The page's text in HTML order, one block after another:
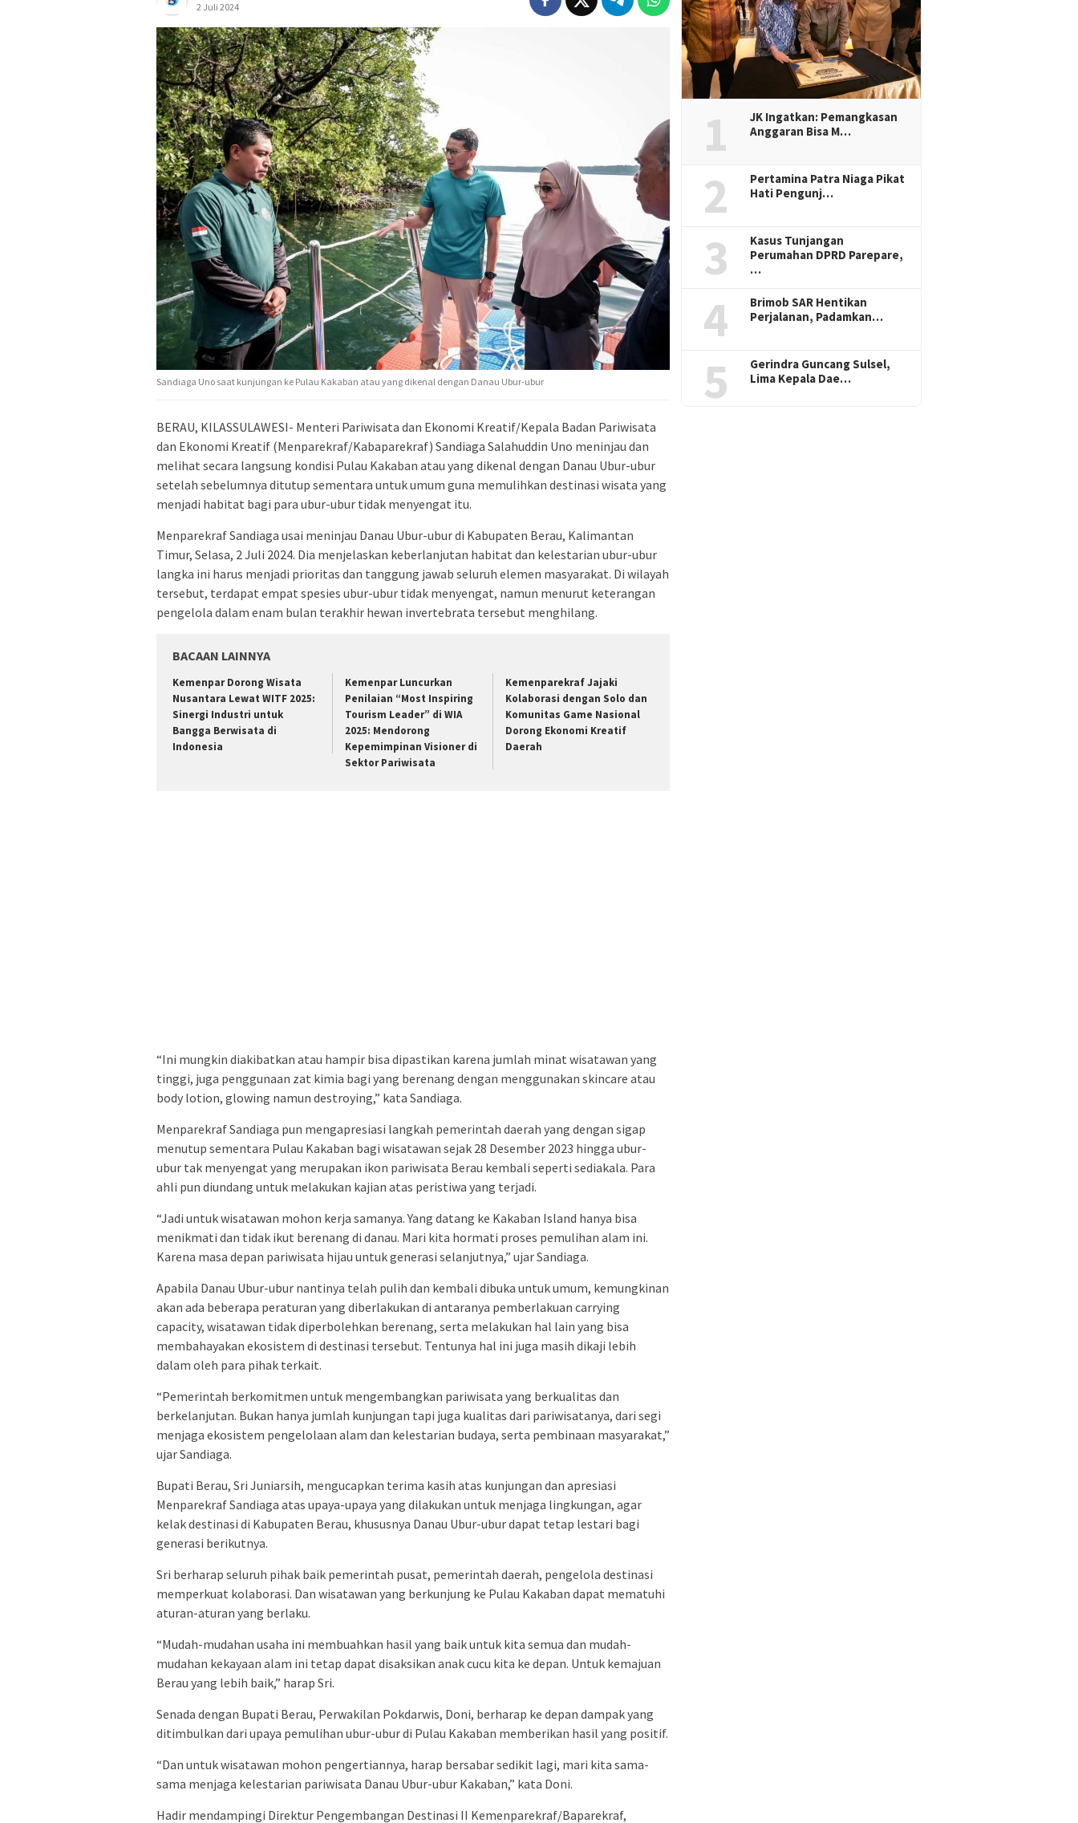
2 Juli 2024
Sandiaga Uno saat kunjungan ke Pulau Kakaban atau yang dikenal dengan Danau Ubur-ubur
BERAU, KILASSULAWESI- Menteri Pariwisata dan Ekonomi Kreatif/Kepala Badan Pariwisata
dan Ekonomi Kreatif (Menparekraf/Kabaparekraf) Sandiaga Salahuddin Uno meninjau dan
melihat secara langsung kondisi Pulau Kakaban atau yang dikenal dengan Danau Ubur-ubur
setelah sebelumnya ditutup sementara untuk umum guna memulihkan destinasi wisata yang
menjadi habitat bagi para ubur-ubur tidak menyengat itu.
Menparekraf Sandiaga usai meninjau Danau Ubur-ubur di Kabupaten Berau, Kalimantan
Timur, Selasa, 2 Juli 2024. Dia menjelaskan keberlanjutan habitat dan kelestarian ubur-ubur
langka ini harus menjadi prioritas dan tanggung jawab seluruh elemen masyarakat. Di wilayah
tersebut, terdapat empat spesies ubur-ubur tidak menyengat, namun menurut keterangan
pengelola dalam enam bulan terakhir hewan invertebrata tersebut menghilang.
BACAAN LAINNYA
Kemenpar Dorong Wisata
Nusantara Lewat WITF 2025:
Sinergi Industri untuk
Bangga Berwisata di
Indonesia
Kemenpar Luncurkan
Penilaian “Most Inspiring
Tourism Leader” di WIA
2025: Mendorong
Kepemimpinan Visioner di
Sektor Pariwisata
Kemenparekraf Jajaki
Kolaborasi dengan Solo dan
Komunitas Game Nasional
Dorong Ekonomi Kreatif
Daerah
“Ini mungkin diakibatkan atau hampir bisa dipastikan karena jumlah minat wisatawan yang
tinggi, juga penggunaan zat kimia bagi yang berenang dengan menggunakan skincare atau
body lotion, glowing namun destroying,” kata Sandiaga.
Menparekraf Sandiaga pun mengapresiasi langkah pemerintah daerah yang dengan sigap
menutup sementara Pulau Kakaban bagi wisatawan sejak 28 Desember 2023 hingga ubur-
ubur tak menyengat yang merupakan ikon pariwisata Berau kembali seperti sediakala. Para
ahli pun diundang untuk melakukan kajian atas peristiwa yang terjadi.
“Jadi untuk wisatawan mohon kerja samanya. Yang datang ke Kakaban Island hanya bisa
menikmati dan tidak ikut berenang di danau. Mari kita hormati proses pemulihan alam ini.
Karena masa depan pariwisata hijau untuk generasi selanjutnya,” ujar Sandiaga.
Apabila Danau Ubur-ubur nantinya telah pulih dan kembali dibuka untuk umum, kemungkinan
akan ada beberapa peraturan yang diberlakukan di antaranya pemberlakuan carrying
capacity, wisatawan tidak diperbolehkan berenang, serta melakukan hal lain yang bisa
membahayakan ekosistem di destinasi tersebut. Tentunya hal ini juga masih dikaji lebih
dalam oleh para pihak terkait.
“Pemerintah berkomitmen untuk mengembangkan pariwisata yang berkualitas dan
berkelanjutan. Bukan hanya jumlah kunjungan tapi juga kualitas dari pariwisatanya, dari segi
menjaga ekosistem pengelolaan alam dan kelestarian budaya, serta pembinaan masyarakat,”
ujar Sandiaga.
Bupati Berau, Sri Juniarsih, mengucapkan terima kasih atas kunjungan dan apresiasi
Menparekraf Sandiaga atas upaya-upaya yang dilakukan untuk menjaga lingkungan, agar
kelak destinasi di Kabupaten Berau, khususnya Danau Ubur-ubur dapat tetap lestari bagi
generasi berikutnya.
Sri berharap seluruh pihak baik pemerintah pusat, pemerintah daerah, pengelola destinasi
memperkuat kolaborasi. Dan wisatawan yang berkunjung ke Pulau Kakaban dapat mematuhi
aturan-aturan yang berlaku.
“Mudah-mudahan usaha ini membuahkan hasil yang baik untuk kita semua dan mudah-
mudahan kekayaan alam ini tetap dapat disaksikan anak cucu kita ke depan. Untuk kemajuan
Berau yang lebih baik,” harap Sri.
Senada dengan Bupati Berau, Perwakilan Pokdarwis, Doni, berharap ke depan dampak yang
ditimbulkan dari upaya pemulihan ubur-ubur di Pulau Kakaban memberikan hasil yang positif.
“Dan untuk wisatawan mohon pengertiannya, harap bersabar sedikit lagi, mari kita sama-
sama menjaga kelestarian pariwisata Danau Ubur-ubur Kakaban,” kata Doni.
Hadir mendampingi Direktur Pengembangan Destinasi II Kemenparekraf/Baparekraf,
1
JK Ingatkan: Pemangkasan
Anggaran Bisa M…
2
Pertamina Patra Niaga Pikat
Hati Pengunj…
3
Kasus Tunjangan
Perumahan DPRD Parepare,
…
4
Brimob SAR Hentikan
Perjalanan, Padamkan…
5
Gerindra Guncang Sulsel,
Lima Kepala Dae…